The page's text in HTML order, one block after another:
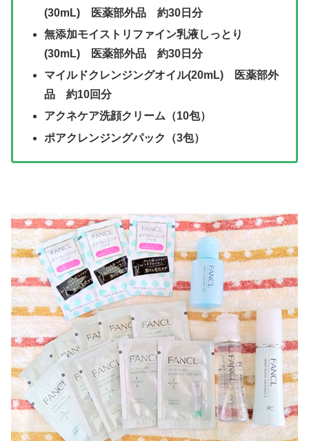
(30mL) 医薬部外品 約30日分
無添加モイストリファイン乳液しっとり
(30mL) 医薬部外品 約30日分
マイルドクレンジングオイル(20mL) 医薬部外
品 約10回分
アクネケア洗顔クリーム（10包）
ポアクレンジングパック（3包）